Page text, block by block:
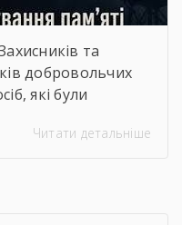
та
добровольчих
які були
Читати детальніше